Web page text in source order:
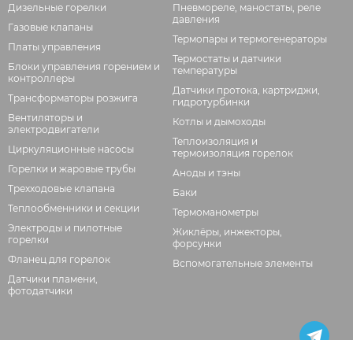
Дизельные горелки
Газовые клапаны
Платы управления
Блоки управления горением и
контроллеры
Трансформаторы розжига
Вентиляторы и
электродвигатели
Циркуляционные насосы
Горелки и жаровые трубы
Трехходовые клапана
Теплообменники и секции
Электроды и пилотные
горелки
Фланец для горелок
Датчики пламени,
фотодатчики
Пневмореле, маностаты, реле
давления
Термопары и термогенераторы
Термостаты и датчики
температуры
Датчики протока, картриджи,
гидротурбинки
Котлы и дымоходы
Теплоизоляция и
термоизоляция горелок
Аноды и тэны
Баки
Термоманометры
Жиклёры, инжекторы,
форсунки
Вспомогательные элементы